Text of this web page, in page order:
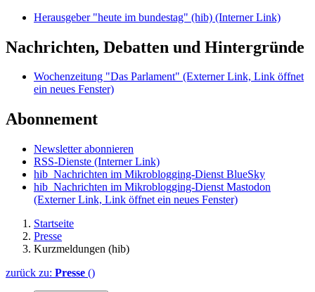
Herausgeber "heute im bundestag" (hib) (Interner Link)
Nachrichten, Debatten und Hintergründe
Wochenzeitung "Das Parlament" (Externer Link, Link öffnet
ein neues Fenster)
Abonnement
Newsletter abonnieren
RSS-Dienste (Interner Link)
hib_Nachrichten im Mikroblogging-Dienst BlueSky
hib_Nachrichten im Mikroblogging-Dienst Mastodon
(Externer Link, Link öffnet ein neues Fenster)
Startseite
Presse
Kurzmeldungen (hib)
zurück zu: Presse ()